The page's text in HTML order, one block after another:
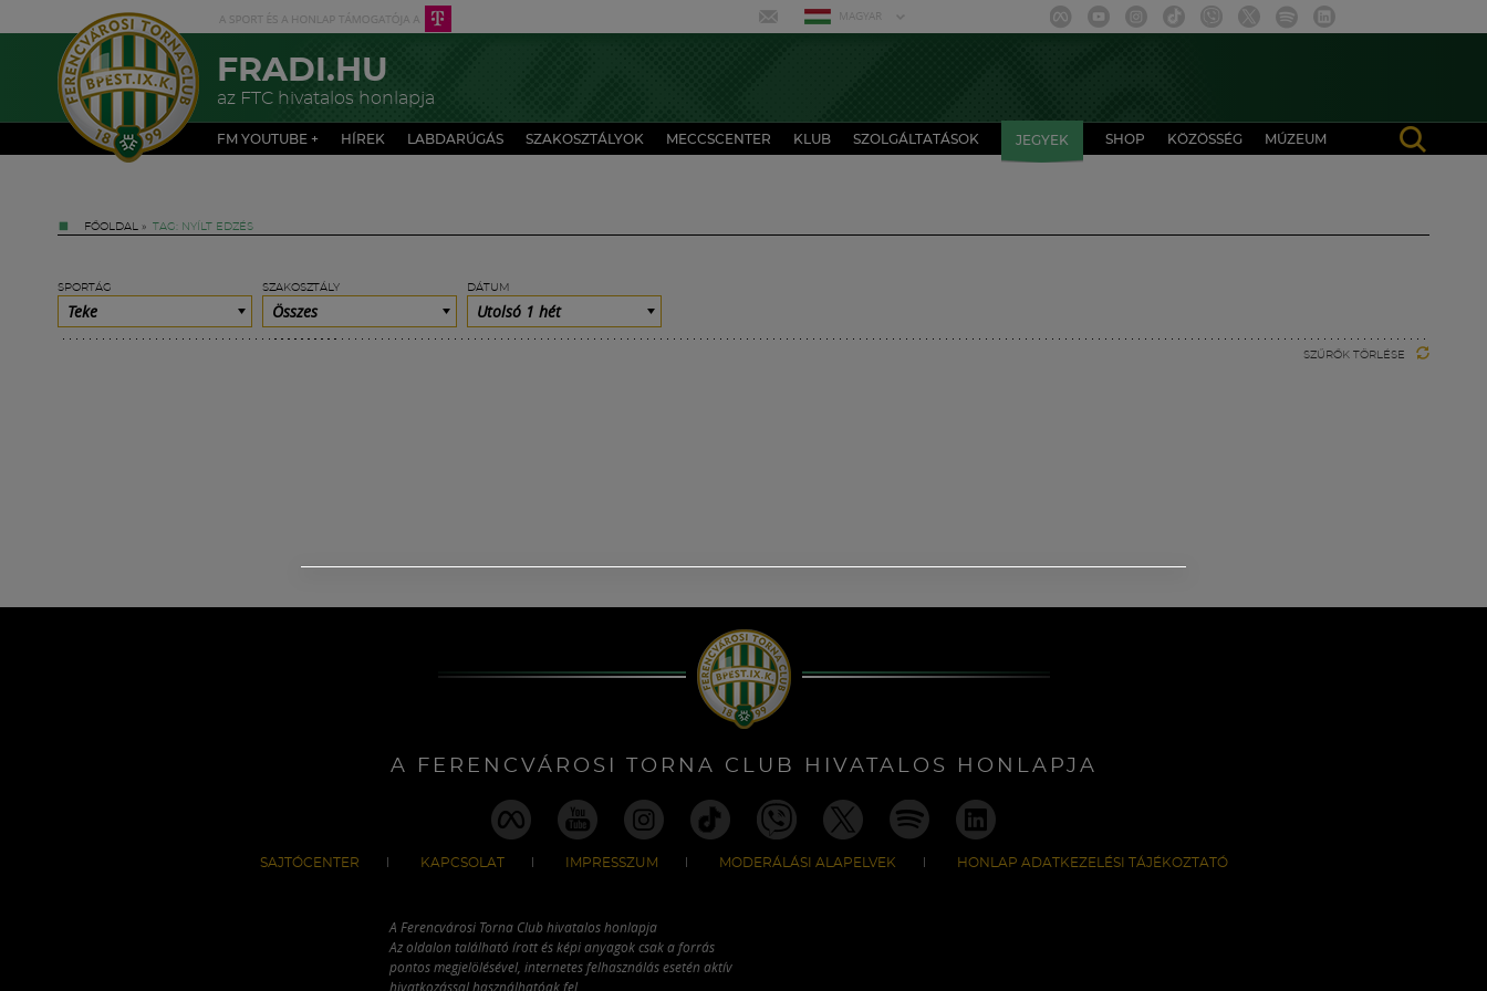
MAGYAR
FRADI.HU
az FTC hivatalos honlapja
FM YOUTUBE + HÍREK LABDARÚGÁS SZAKOSZTÁLYOK MECCSCENTER KLUB SZOLGÁLTATÁSOK JEGYEK SHOP KÖZÖSSÉG MÚZEUM
FŐOLDAL » TAG: NYÍLT EDZÉS
SPORTÁG
Teke
SZAKOSZTÁLY
Összes
DÁTUM
Utolsó 1 hét
SZŰRŐK TÖRLÉSE
A FERENCVÁROSI TORNA CLUB HIVATALOS HONLAPJA
SAJTÓCENTER KAPCSOLAT IMPRESSZUM MODERÁLÁSI ALAPELVEK HONLAP ADATKEZELÉSI TÁJÉKOZTATÓ
A Ferencvárosi Torna Club hivatalos honlapja
Az oldalon található írott és képi anyagok csak a forrás
pontos megjelölésével, internetes felhasználás esetén aktív
hivatkozással használhatóak fel.